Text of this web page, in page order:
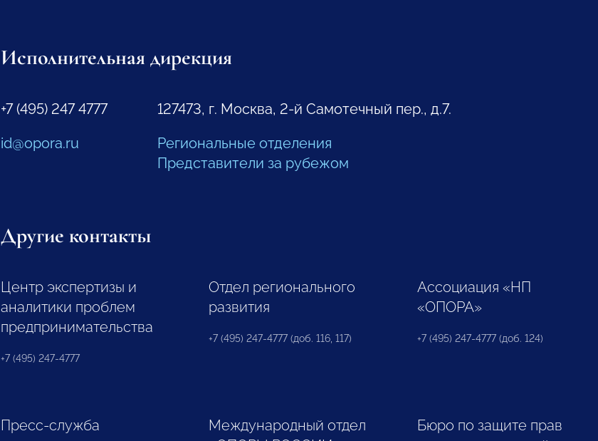
Исполнительная дирекция
+7 (495) 247 4777
id@opora.ru
127473, г. Москва, 2-й Самотечный пер., д.7.
Региональные отделения
Представители за рубежом
Другие контакты
Центр экспертизы и
аналитики проблем
предпринимательства
+7 (495) 247-4777
Отдел регионального
развития
+7 (495) 247-4777 (доб. 116, 117)
Ассоциация «НП
«ОПОРА»
+7 (495) 247-4777 (доб. 124)
Пресс-служба
Международный отдел
Бюро по защите прав